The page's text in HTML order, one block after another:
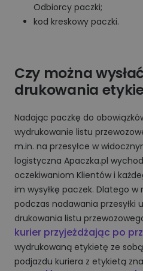
Odbiorcy paczki;
kod kreskowy paczki.
Czy można
drukowania
Nadając paczkę do
wydrukowanie listu
m.in. na przesyłce w
logistyczna Apaczka.pl
oczekiwaniom Klientów i
im wysyłkę paczek. Dlatego w
podczas nadawania przesyłki
drukowania listu
kurier przyjeżdżając po
wydrukowaną etykietę ze
podjazdu kuriera z etykietą